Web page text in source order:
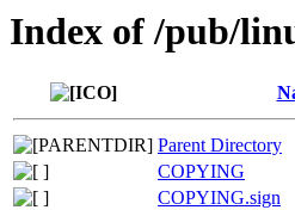
Index of /pub/
Parent Directory
COPYING
COPYING.sign